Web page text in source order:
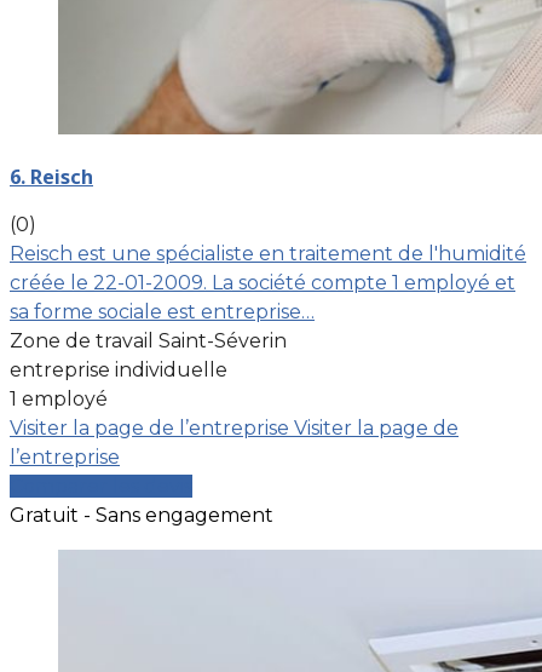
6. Reisch
(0)
Reisch est une spécialiste en traitement de l'humidité
créée le 22-01-2009. La société compte 1 employé et
sa forme sociale est entreprise…
Zone de travail Saint-Séverin
entreprise individuelle
1 employé
Visiter la page de l’entreprise Visiter la page de
l’entreprise
Gratuit - Sans engagement